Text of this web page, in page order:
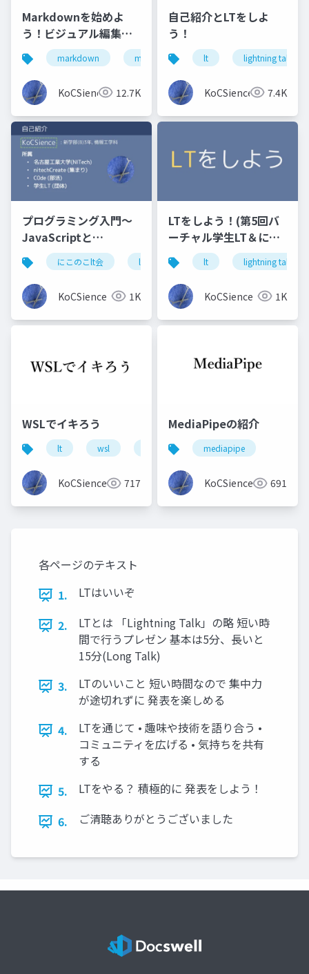
Markdownを始めよ
う！ビジュアル編集ソ
フトMarkTextと
Typoraを紹介！
markdown marktext にこのこlt会 にこ
KoCSience 12.7K
自己紹介とLTをしよ
う！
lt lightning talk
KoCSience 7.4K
プログラミング入門～
JavaScriptと
Processing～C0deで
の話も？
にこのこlt会 lt プログラミング入門
KoCSience 1K
LTをしよう！(第5回バ
ーチャル学生LT＆にこ
のこLT会_4 in バーチ
ャル名工大 版)
lt lightning talk
KoCSience 1K
WSLでイキろう
lt wsl windows
KoCSience 717
MediaPipeの紹介
mediapipe
KoCSience 691
各ページのテキスト
1.
LTはいいぞ
2.
LTとは 「Lightning Talk」の略 短い時
間で行うプレゼン 基本は5分、長いと
15分(Long Talk)
3.
LTのいいこと 短い時間なので 集中力
が途切れずに 発表を楽しめる
4.
LTを通じて • 趣味や技術を語り合う •
コミュニティを広げる • 気持ちを共有
する
5.
LTをやる？ 積極的に 発表をしよう！
6.
ご清聴ありがとうございました